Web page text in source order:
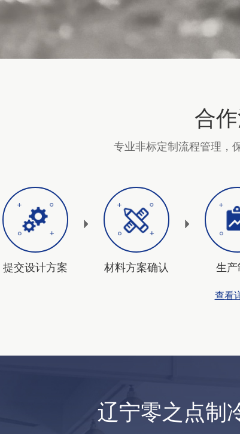
合
专业非标定制流程管理，
提交设计方案 材料方案确认 生产
查看
辽宁零之点制